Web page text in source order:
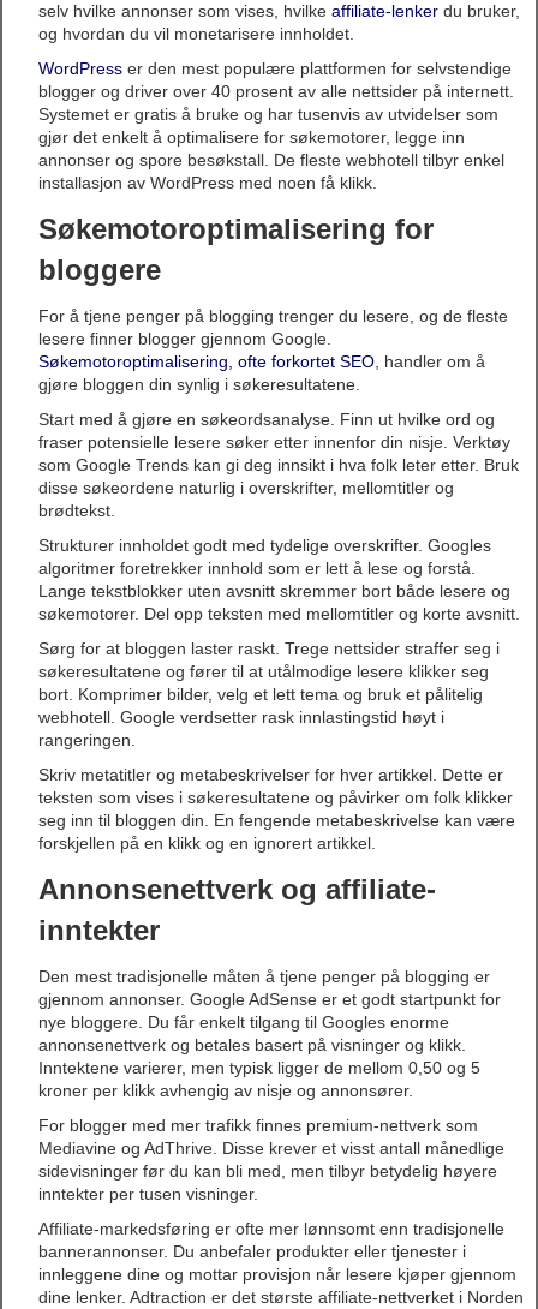
selv hvilke annonser som vises, hvilke affiliate-lenker du bruker,
og hvordan du vil monetarisere innholdet.
WordPress er den mest populære plattformen for selvstendige
blogger og driver over 40 prosent av alle nettsider på internett.
Systemet er gratis å bruke og har tusenvis av utvidelser som
gjør det enkelt å optimalisere for søkemotorer, legge inn
annonser og spore besøkstall. De fleste webhotell tilbyr enkel
installasjon av WordPress med noen få klikk.
Søkemotoroptimalisering for
bloggere
For å tjene penger på blogging trenger du lesere, og de fleste
lesere finner blogger gjennom Google.
Søkemotoroptimalisering, ofte forkortet SEO , handler om å
gjøre bloggen din synlig i søkeresultatene.
Start med å gjøre en søkeordsanalyse. Finn ut hvilke ord og
fraser potensielle lesere søker etter innenfor din nisje. Verktøy
som Google Trends kan gi deg innsikt i hva folk leter etter. Bruk
disse søkeordene naturlig i overskrifter, mellomtitler og
brødtekst.
Strukturer innholdet godt med tydelige overskrifter. Googles
algoritmer foretrekker innhold som er lett å lese og forstå.
Lange tekstblokker uten avsnitt skremmer bort både lesere og
søkemotorer. Del opp teksten med mellomtitler og korte avsnitt.
Sørg for at bloggen laster raskt. Trege nettsider straffer seg i
søkeresultatene og fører til at utålmodige lesere klikker seg
bort. Komprimer bilder, velg et lett tema og bruk et pålitelig
webhotell. Google verdsetter rask innlastingstid høyt i
rangeringen.
Skriv metatitler og metabeskrivelser for hver artikkel. Dette er
teksten som vises i søkeresultatene og påvirker om folk klikker
seg inn til bloggen din. En fengende metabeskrivelse kan være
forskjellen på en klikk og en ignorert artikkel.
Annonsenettverk og affiliate-
inntekter
Den mest tradisjonelle måten å tjene penger på blogging er
gjennom annonser. Google AdSense er et godt startpunkt for
nye bloggere. Du får enkelt tilgang til Googles enorme
annonsenettverk og betales basert på visninger og klikk.
Inntektene varierer, men typisk ligger de mellom 0,50 og 5
kroner per klikk avhengig av nisje og annonsører.
For blogger med mer trafikk finnes premium-nettverk som
Mediavine og AdThrive. Disse krever et visst antall månedlige
sidevisninger før du kan bli med, men tilbyr betydelig høyere
inntekter per tusen visninger.
Affiliate-markedsføring er ofte mer lønnsomt enn tradisjonelle
bannerannonser. Du anbefaler produkter eller tjenester i
innleggene dine og mottar provisjon når lesere kjøper gjennom
dine lenker. Adtraction er det største affiliate-nettverket i Norden